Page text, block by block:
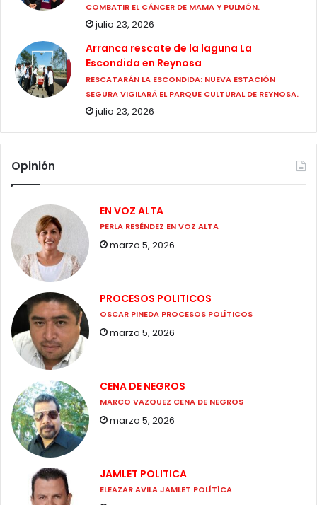
COMBATIR EL CÁNCER DE MAMA Y PULMÓN.
julio 23, 2026
Arranca rescate de la laguna La
Escondida en Reynosa
RESCATARÁN LA ESCONDIDA: NUEVA ESTACIÓN
SEGURA VIGILARÁ EL PARQUE CULTURAL DE REYNOSA.
julio 23, 2026
Opinión
EN VOZ ALTA
PERLA RESÉNDEZ EN VOZ ALTA
marzo 5, 2026
PROCESOS POLITICOS
OSCAR PINEDA PROCESOS POLÍTICOS
marzo 5, 2026
CENA DE NEGROS
MARCO VAZQUEZ CENA DE NEGROS
marzo 5, 2026
JAMLET POLITICA
ELEAZAR AVILA JAMLET POLÍTÍCA